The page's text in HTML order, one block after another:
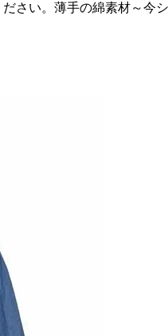
さい。薄手の綿素材～今